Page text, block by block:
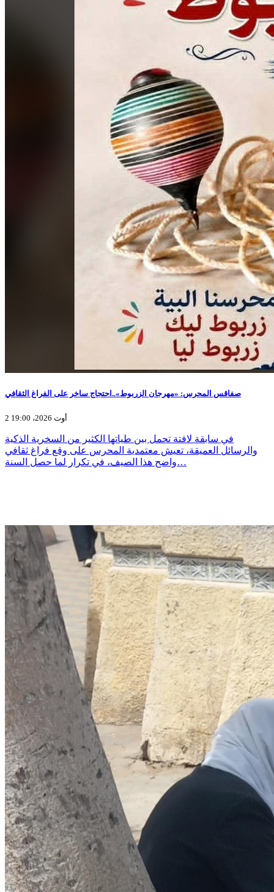
صفاقس المحرس: «مهرجان الزربوط»..احتجاج ساخر على الفراغ الثقافي
2 أوت 2026، 19:00
في سابقة لافتة تحمل بين طياتها الكثير من السخرية الذكية
والرسائل العميقة، تعيش معتمدية المحرس على وقع فراغ ثقافي
واضح هذا الصيف، في تكرار لما حصل السنة…